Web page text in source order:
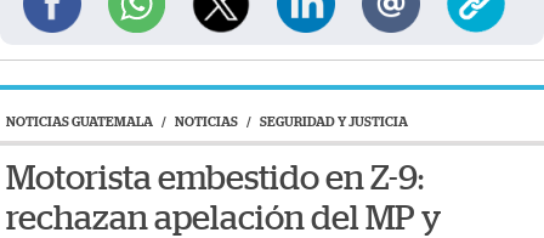
NOTICIAS GUATEMALA / NOTICIAS / SEGURIDAD Y JUSTICIA
Motorista embestido en Z-9:
rechazan apelación del MP y